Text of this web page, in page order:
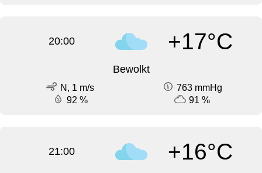
20:00 +17°C
Bewolkt
N, 1 m/s
763 mmHg
92 %
91 %
21:00 +16°C